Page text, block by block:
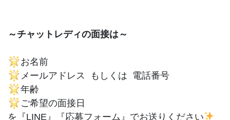
～チャットレディの面接は～
お名前
メールアドレス もしくは 電話番号
年齢
ご希望の面接日
を『LINE』『応募フォーム』でお送りください